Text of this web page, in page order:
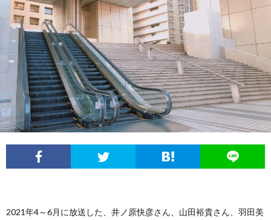
書プ
フ
ィ
問
い
2021年4～6月に放送した、井ノ原快彦さん、山田裕貴さん、羽田美